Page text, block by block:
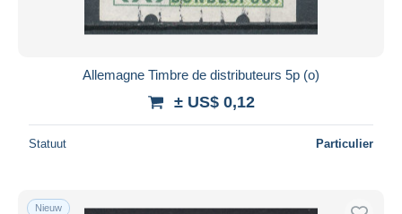
Allemagne Timbre de distributeurs 5p (o)
± US$ 0,12
Statuut Particulier
Nieuw